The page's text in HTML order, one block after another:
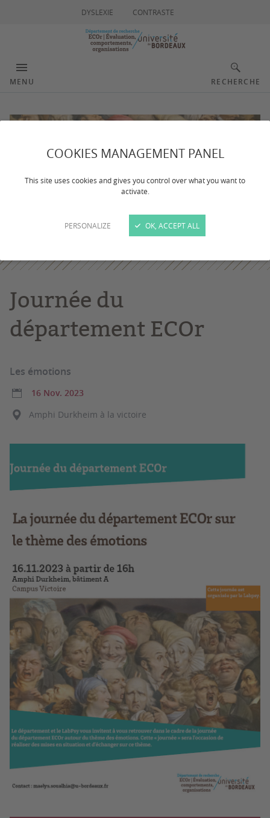
COOKIES MANAGEMENT PANEL
This site uses cookies and gives you control over what you want to
activate.
PERSONALIZE OK, ACCEPT ALL
DYSLEXIE CONTRASTE
MENU RECHERCHE
Journée du
département ECOr
Les émotions
16 Nov. 2023
Amphi Durkheim à la victoire